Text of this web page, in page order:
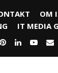
OM
IT MEDIA